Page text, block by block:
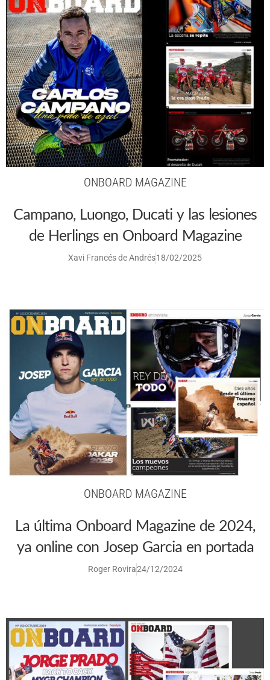
ONBOARD MAGAZINE
Campano, Luongo, Ducati y las lesiones
de Herlings en Onboard Magazine
Xavi Francés de Andrés18/02/2025
ONBOARD MAGAZINE
La última Onboard Magazine de 2024,
ya online con Josep Garcia en portada
Roger Rovira24/12/2024